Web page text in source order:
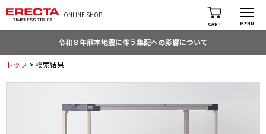
ONLINE SHOP
CART MENU
令和８年熊本地震に伴う集配への影響について
トップ > 検索結果